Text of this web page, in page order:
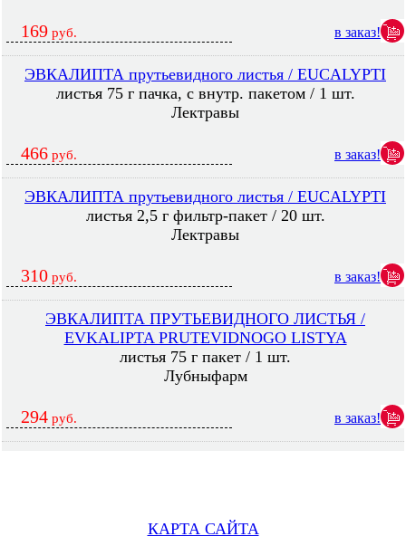
169 руб. в заказ!
ЭВКАЛИПТА прутьевидного листья / EUCALYPTI
листья 75 г пачка, с внутр. пакетом / 1 шт.
Лектравы
466 руб. в заказ!
ЭВКАЛИПТА прутьевидного листья / EUCALYPTI
листья 2,5 г фильтр-пакет / 20 шт.
Лектравы
310 руб. в заказ!
ЭВКАЛИПТА ПРУТЬЕВИДНОГО ЛИСТЬЯ /
EVKALIPTA PRUTEVIDNOGO LISTYA
листья 75 г пакет / 1 шт.
Лубныфарм
294 руб. в заказ!
КАРТА САЙТА